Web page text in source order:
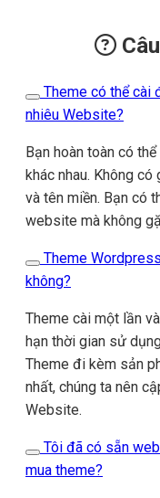
Theme có thể cài
nhiêu Website?
Bạn hoàn toàn có
khác nhau. Không
và tên miền. Bạn có
website mà không
Theme
không?
Theme cài một lần
hạn thời gian sử
Theme đi kèm sản
nhất, chúng ta nên
Website.
Tôi đã có sẵn
mua theme?